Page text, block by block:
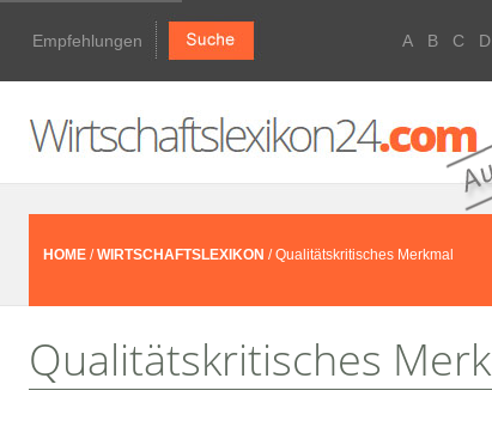
Empfehlungen A B C D
HOME /WIRTSCHAFTSLEXIKON / Qualitätskritisches Merkmal
Qualitätskritisches